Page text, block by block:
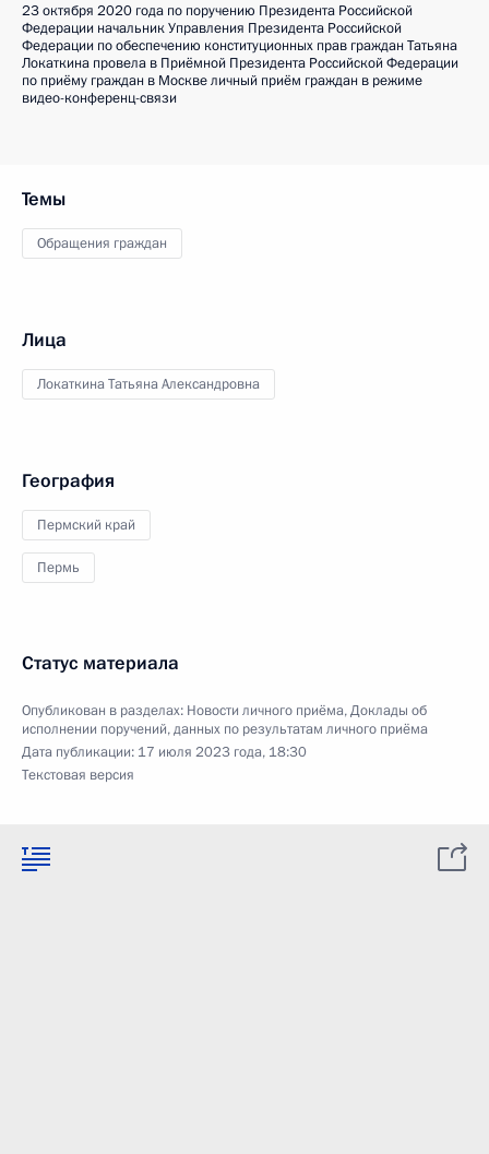
23 октября 2020 года по поручению Президента Российской
Федерации начальник Управления Президента Российской
Федерации по обеспечению конституционных прав граждан Татьяна
Локаткина провела в Приёмной Президента Российской Федерации
по приёму граждан в Москве личный приём граждан в режиме
видео-конференц-связи
Темы
Обращения граждан
Лица
Локаткина Татьяна Александровна
География
Пермский край
Пермь
Статус материала
Опубликован в разделах: Новости личного приёма,Доклады об
исполнении поручений, данных по результатам личного приёма
Дата публикации: 17 июля 2023 года, 18:30
Текстовая версия